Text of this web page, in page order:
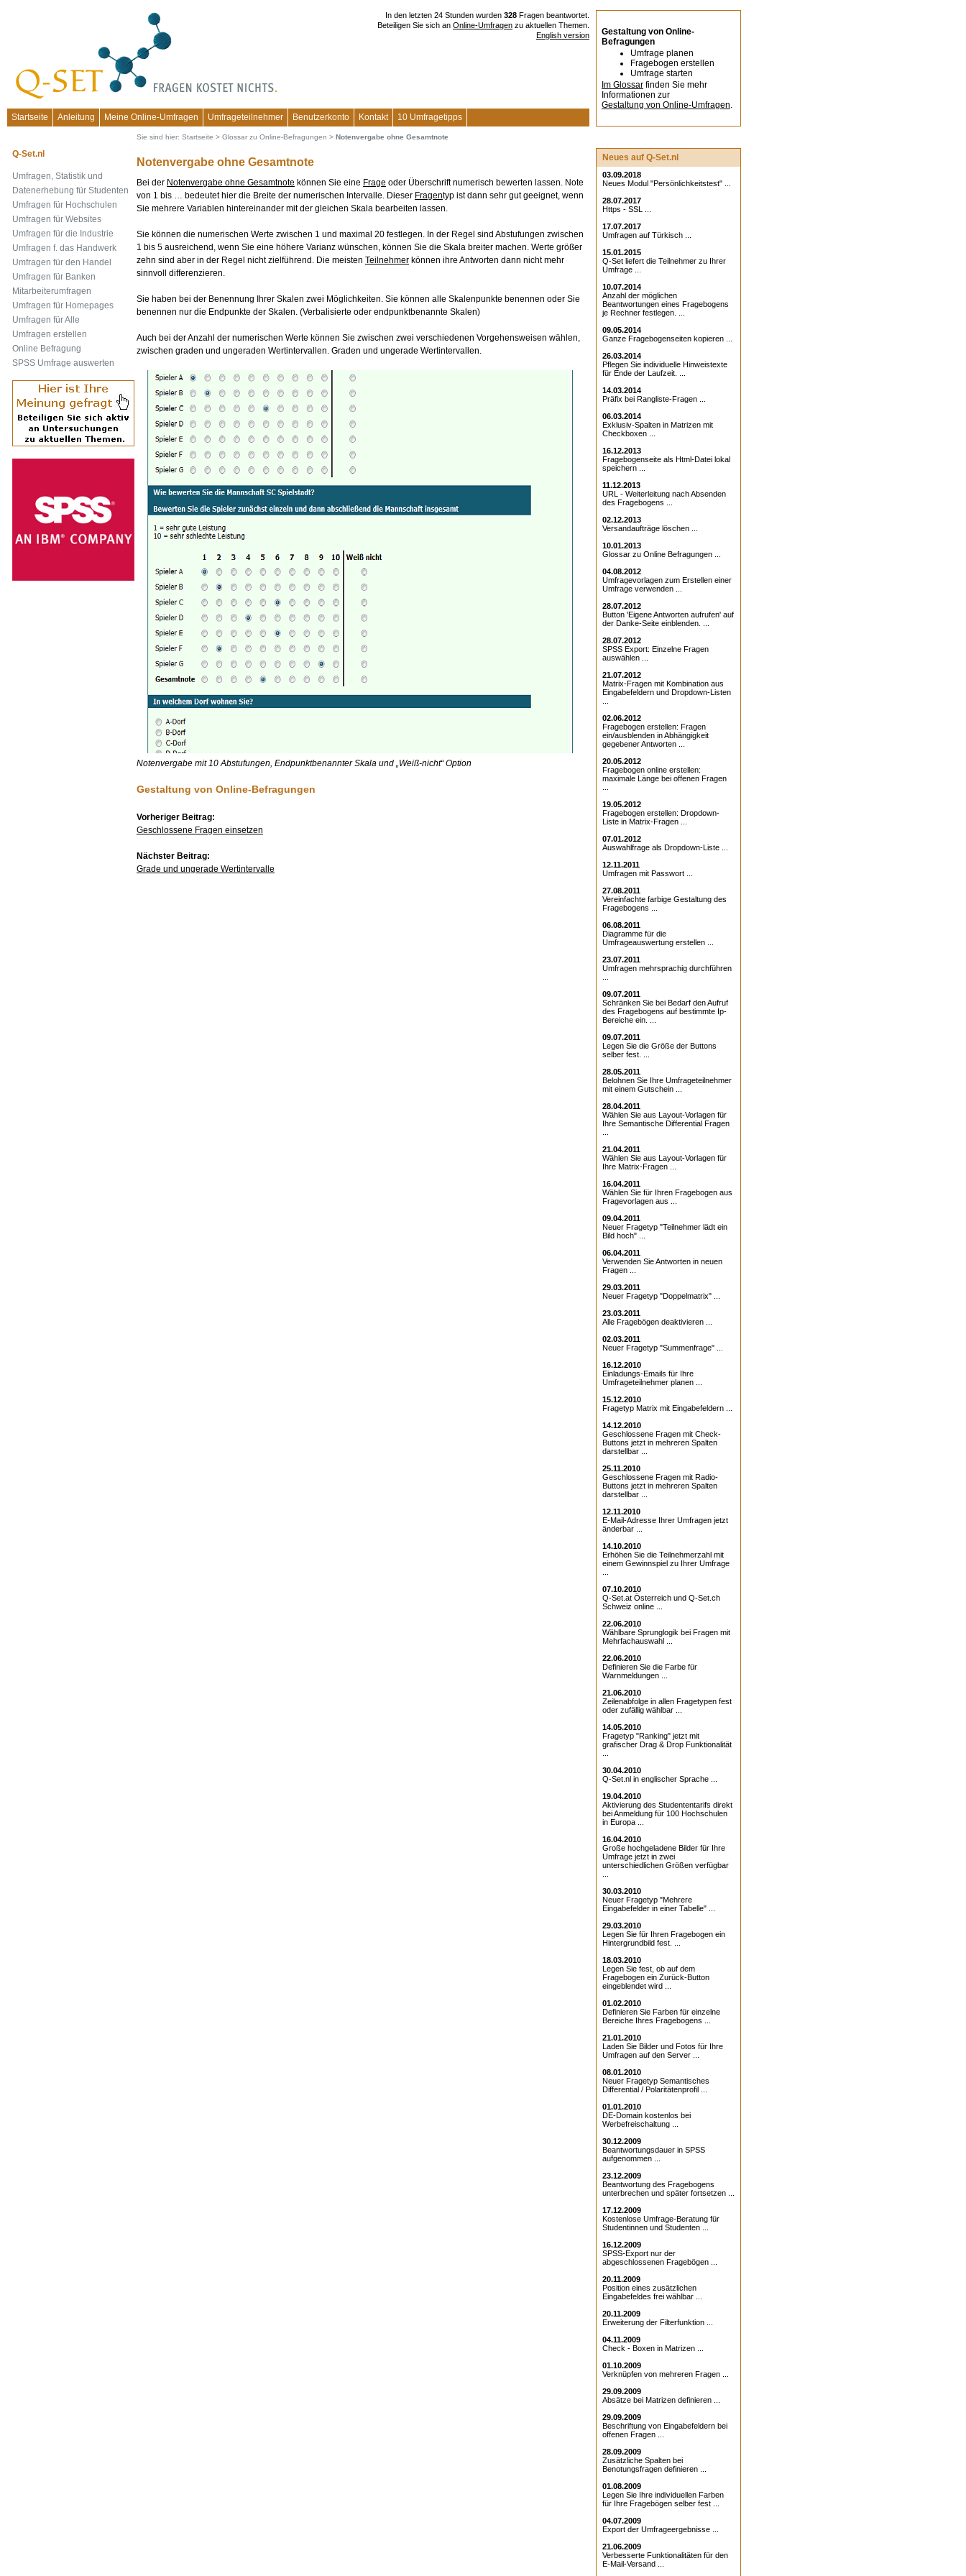
In den letzten 24 Stunden wurden 328 Fragen beantwortet.
Beteiligen Sie sich an Online-Umfragen zu aktuellen Themen.
English version
Gestaltung von Online-
Befragungen
Umfrage planen
Fragebogen erstellen
Umfrage starten
Im Glossar finden Sie mehr
Informationen zur
Gestaltung von Online-Umfragen.
Startseite
Anleitung Meine Online-Umfragen Umfrageteilnehmer Benutzerkonto Kontakt 10 Umfragetipps
Sie sind hier: Startseite > Glossar zu Online-Befragungen > Notenvergabe ohne Gesamtnote
Notenvergabe ohne Gesamtnote
Bei der Notenvergabe ohne Gesamtnote können Sie eine Frage oder Überschrift numerisch bewerten lassen. Note
von 1 bis … bedeutet hier die Breite der numerischen Intervalle. Dieser Fragentyp ist dann sehr gut geeignet, wenn
Sie mehrere Variablen hintereinander mit der gleichen Skala bearbeiten lassen.
Sie können die numerischen Werte zwischen 1 und maximal 20 festlegen. In der Regel sind Abstufungen zwischen
1 bis 5 ausreichend, wenn Sie eine höhere Varianz wünschen, können Sie die Skala breiter machen. Werte größer
zehn sind aber in der Regel nicht zielführend. Die meisten Teilnehmer können ihre Antworten dann nicht mehr
sinnvoll differenzieren.
Sie haben bei der Benennung Ihrer Skalen zwei Möglichkeiten. Sie können alle Skalenpunkte benennen oder Sie
benennen nur die Endpunkte der Skalen. (Verbalisierte oder endpunktbenannte Skalen)
Auch bei der Anzahl der numerischen Werte können Sie zwischen zwei verschiedenen Vorgehensweisen wählen,
zwischen graden und ungeraden Wertintervallen. Graden und ungerade Wertintervallen.
Notenvergabe mit 10 Abstufungen, Endpunktbenannter Skala und „Weiß-nicht“ Option
Gestaltung von Online-Befragungen
Vorheriger Beitrag:
Geschlossene Fragen einsetzen
Nächster Beitrag:
Grade und ungerade Wertintervalle
Neues auf Q-Set.nl
03.09.2018
Neues Modul "Persönlichkeitstest" ...
28.07.2017
Https - SSL ...
17.07.2017
Umfragen auf Türkisch ...
15.01.2015
Q-Set liefert die Teilnehmer zu Ihrer
Umfrage ...
10.07.2014
Anzahl der möglichen
Beantwortungen eines Fragebogens
je Rechner festlegen. ...
09.05.2014
Ganze Fragebogenseiten kopieren ...
26.03.2014
Pflegen Sie individuelle Hinweistexte
für Ende der Laufzeit. ...
14.03.2014
Präfix bei Rangliste-Fragen ...
06.03.2014
Exklusiv-Spalten in Matrizen mit
Checkboxen ...
16.12.2013
Fragebogenseite als Html-Datei lokal
speichern ...
11.12.2013
URL - Weiterleitung nach Absenden
des Fragebogens ...
02.12.2013
Versandaufträge löschen ...
10.01.2013
Glossar zu Online Befragungen ...
04.08.2012
Umfragevorlagen zum Erstellen einer
Umfrage verwenden ...
28.07.2012
Button 'Eigene Antworten aufrufen' auf
der Danke-Seite einblenden. ...
28.07.2012
SPSS Export: Einzelne Fragen
auswählen ...
21.07.2012
Matrix-Fragen mit Kombination aus
Eingabefeldern und Dropdown-Listen
02.06.2012
Fragebogen erstellen: Fragen
ein/ausblenden in Abhängigkeit
gegebener Antworten ...
20.05.2012
Fragebogen online erstellen:
maximale Länge bei offenen Fragen
19.05.2012
Fragebogen erstellen: Dropdown-
Liste in Matrix-Fragen ...
07.01.2012
Auswahlfrage als Dropdown-Liste ...
12.11.2011
Umfragen mit Passwort ...
27.08.2011
Vereinfachte farbige Gestaltung des
Fragebogens ...
06.08.2011
Diagramme für die
Umfrageauswertung erstellen ...
23.07.2011
Umfragen mehrsprachig durchführen
09.07.2011
Schränken Sie bei Bedarf den Aufruf
des Fragebogens auf bestimmte Ip-
Bereiche ein. ...
09.07.2011
Legen Sie die Größe der Buttons
selber fest. ...
28.05.2011
Belohnen Sie Ihre Umfrageteilnehmer
mit einem Gutschein ...
28.04.2011
Wählen Sie aus Layout-Vorlagen für
Ihre Semantische Differential Fragen
21.04.2011
Wählen Sie aus Layout-Vorlagen für
Ihre Matrix-Fragen ...
16.04.2011
Wählen Sie für Ihren Fragebogen aus
Fragevorlagen aus ...
09.04.2011
Neuer Fragetyp "Teilnehmer lädt ein
Bild hoch" ...
06.04.2011
Verwenden Sie Antworten in neuen
Fragen ...
29.03.2011
Neuer Fragetyp "Doppelmatrix" ...
23.03.2011
Alle Fragebögen deaktivieren ...
02.03.2011
Neuer Fragetyp "Summenfrage" ...
16.12.2010
Einladungs-Emails für Ihre
Umfrageteilnehmer planen ...
15.12.2010
Fragetyp Matrix mit Eingabefeldern ...
14.12.2010
Geschlossene Fragen mit Check-
Buttons jetzt in mehreren Spalten
darstellbar ...
25.11.2010
Geschlossene Fragen mit Radio-
Buttons jetzt in mehreren Spalten
darstellbar ...
12.11.2010
E-Mail-Adresse Ihrer Umfragen jetzt
änderbar ...
14.10.2010
Erhöhen Sie die Teilnehmerzahl mit
einem Gewinnspiel zu Ihrer Umfrage
07.10.2010
Q-Set.at Österreich und Q-Set.ch
Schweiz online ...
22.06.2010
Wählbare Sprunglogik bei Fragen mit
Mehrfachauswahl ...
22.06.2010
Definieren Sie die Farbe für
Warnmeldungen ...
21.06.2010
Zeilenabfolge in allen Fragetypen fest
oder zufällig wählbar ...
14.05.2010
Fragetyp "Ranking" jetzt mit
grafischer Drag & Drop Funktionalität
30.04.2010
Q-Set.nl in englischer Sprache ...
19.04.2010
Aktivierung des Studententarifs direkt
bei Anmeldung für 100 Hochschulen
in Europa ...
16.04.2010
Große hochgeladene Bilder für Ihre
Umfrage jetzt in zwei
unterschiedlichen Größen verfügbar
30.03.2010
Neuer Fragetyp "Mehrere
Eingabefelder in einer Tabelle" ...
29.03.2010
Legen Sie für Ihren Fragebogen ein
Hintergrundbild fest. ...
18.03.2010
Legen Sie fest, ob auf dem
Fragebogen ein Zurück-Button
eingeblendet wird ...
01.02.2010
Definieren Sie Farben für einzelne
Bereiche Ihres Fragebogens ...
21.01.2010
Laden Sie Bilder und Fotos für Ihre
Umfragen auf den Server ...
08.01.2010
Neuer Fragetyp Semantisches
Differential / Polaritätenprofil ...
01.01.2010
DE-Domain kostenlos bei
Werbefreischaltung ...
30.12.2009
Beantwortungsdauer in SPSS
aufgenommen ...
23.12.2009
Beantwortung des Fragebogens
unterbrechen und später fortsetzen ...
17.12.2009
Kostenlose Umfrage-Beratung für
Studentinnen und Studenten ...
16.12.2009
SPSS-Export nur der
abgeschlossenen Fragebögen ...
20.11.2009
Position eines zusätzlichen
Eingabefeldes frei wählbar ...
20.11.2009
Erweiterung der Filterfunktion ...
04.11.2009
Check - Boxen in Matrizen ...
01.10.2009
Verknüpfen von mehreren Fragen ...
29.09.2009
Absätze bei Matrizen definieren ...
29.09.2009
Beschriftung von Eingabefeldern bei
offenen Fragen ...
28.09.2009
Zusätzliche Spalten bei
Benotungsfragen definieren ...
01.08.2009
Legen Sie Ihre individuellen Farben
für Ihre Fragebögen selber fest ...
04.07.2009
Export der Umfrageergebnisse ...
21.06.2009
Verbesserte Funktionalitäten für den
E-Mail-Versand ...
Q-Set.nl
Umfragen, Statistik und
Datenerhebung für Studenten
Umfragen für Hochschulen
Umfragen für Websites
Umfragen für die Industrie
Umfragen f. das Handwerk
Umfragen für den Handel
Umfragen für Banken
Mitarbeiterumfragen
Umfragen für Homepages
Umfragen für Alle
Umfragen erstellen
Online Befragung
SPSS Umfrage auswerten